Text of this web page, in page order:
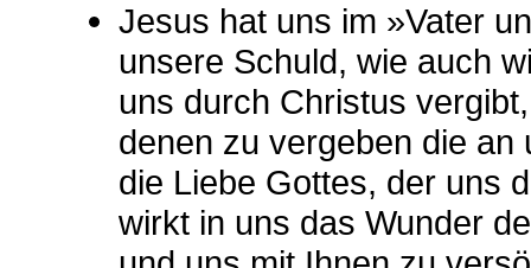
Jesus hat uns im »Vater
unsere Schuld, wie auch
uns durch Christus
denen zu vergeben die
die Liebe Gottes, der uns
wirkt in uns das Wunder